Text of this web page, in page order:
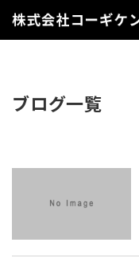
ブログ一覧